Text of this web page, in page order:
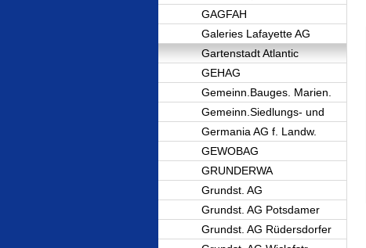
GAGFAH
Galeries Lafayette AG
Gartenstadt Atlantic
GEHAG
Gemeinn.Bauges. Marien.
Gemeinn.Siedlungs- und
Germania AG f. Landw.
GEWOBAG
GRUNDERWA
Grundst. AG
Grundst. AG Potsdamer
Grundst. AG Rüdersdorfer